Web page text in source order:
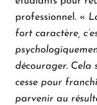
professionnel. «
fort caractère,
décourager.
cesse pour
parvenir au